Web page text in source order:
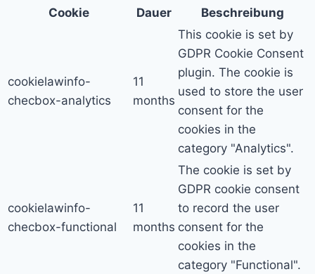
Cookie
Dauer Beschreibung
cookielawinfo-
checbox-analytics
11
months
This cookie is set by
GDPR Cookie Consent
plugin. The cookie is
used to store the user
consent for the
cookies in the
category "Analytics".
cookielawinfo-
checbox-functional
11
months
The cookie is set by
GDPR cookie consent
to record the user
consent for the
cookies in the
category "Functional".